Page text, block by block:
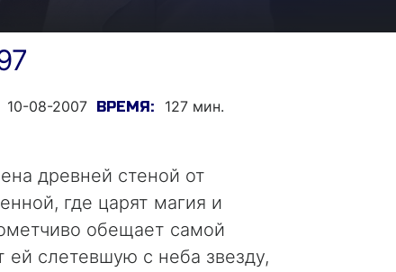
10-08-2007 ВРЕМЯ: 127 мин.
древней стеной от
где царят магия и
обещает самой
ей слетевшую с неба звезду,